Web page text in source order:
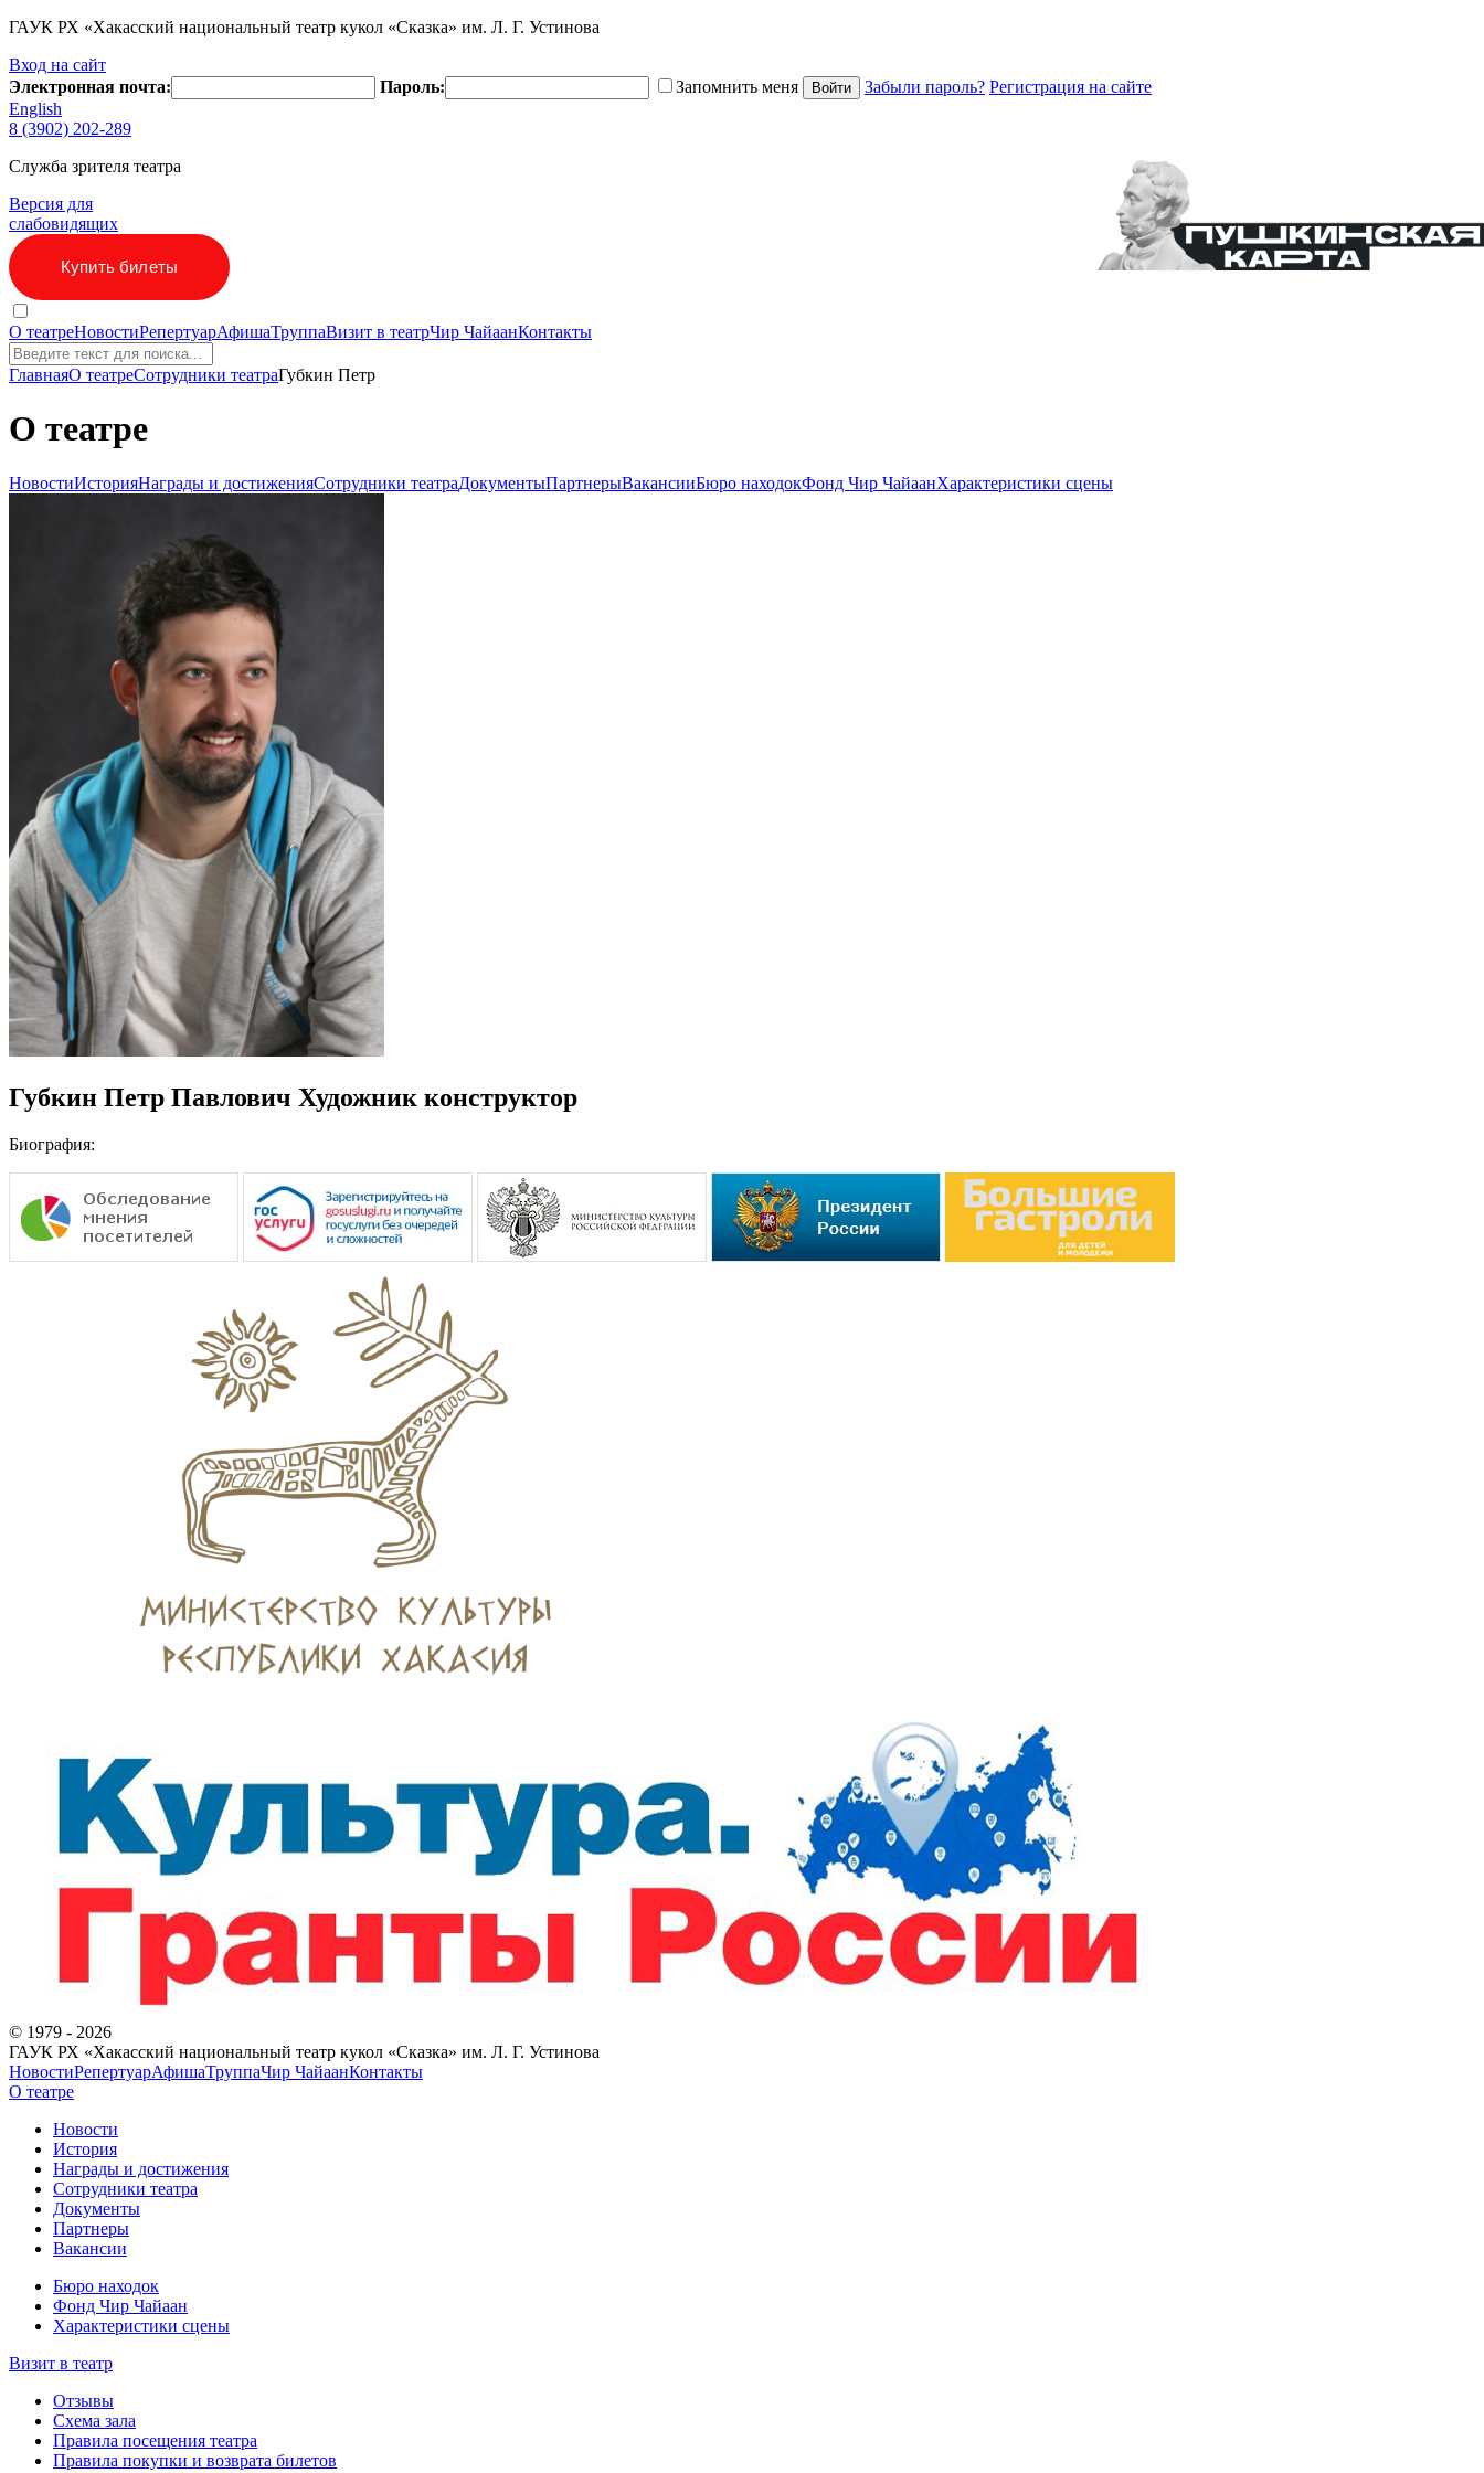
ГАУК РХ «Хакасский национальный театр кукол «Сказка» им. Л. Г. Устинова
Вход на сайт
Электронная почта:
Пароль: Запомнить меня Войти Забыли пароль? Регистрация на сайте
English
8 (3902) 202-289
Служба зрителя театра
Версия для
слабовидящих
Купить билеты
О театреНовостиРепертуарАфишаТруппаВизит в театрЧир ЧайаанКонтакты
ГлавнаяО театреCотрудники театраГубкин Петр
О театре
НовостиИсторияНаграды и достиженияCотрудники театраДокументыПартнерыВакансииБюро находокФонд Чир ЧайаанХарактеристики сцены
Губкин Петр Павлович Художник конструктор
Биография:
© 1979 - 2026
ГАУК РХ «Хакасский национальный театр кукол «Сказка» им. Л. Г. Устинова
НовостиРепертуарАфишаТруппаЧир ЧайаанКонтакты
О театре
Новости
История
Награды и достижения
Cотрудники театра
Документы
Партнеры
Вакансии
Бюро находок
Фонд Чир Чайаан
Характеристики сцены
Визит в театр
Отзывы
Схема зала
Правила посещения театра
Правила покупки и возврата билетов